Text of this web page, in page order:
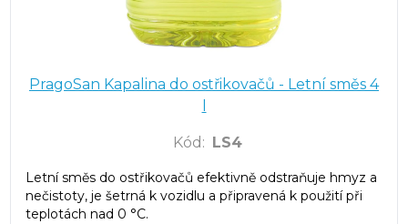
PragoSan Kapalina do ostřikovačů - Letní směs 4
Kód : LS4
Letní směs do ostřikovačů efektivně odstraňuje hmyz a
nečistoty, je šetrná k vozidlu a připravená k použití při
teplotách nad 0 °C.